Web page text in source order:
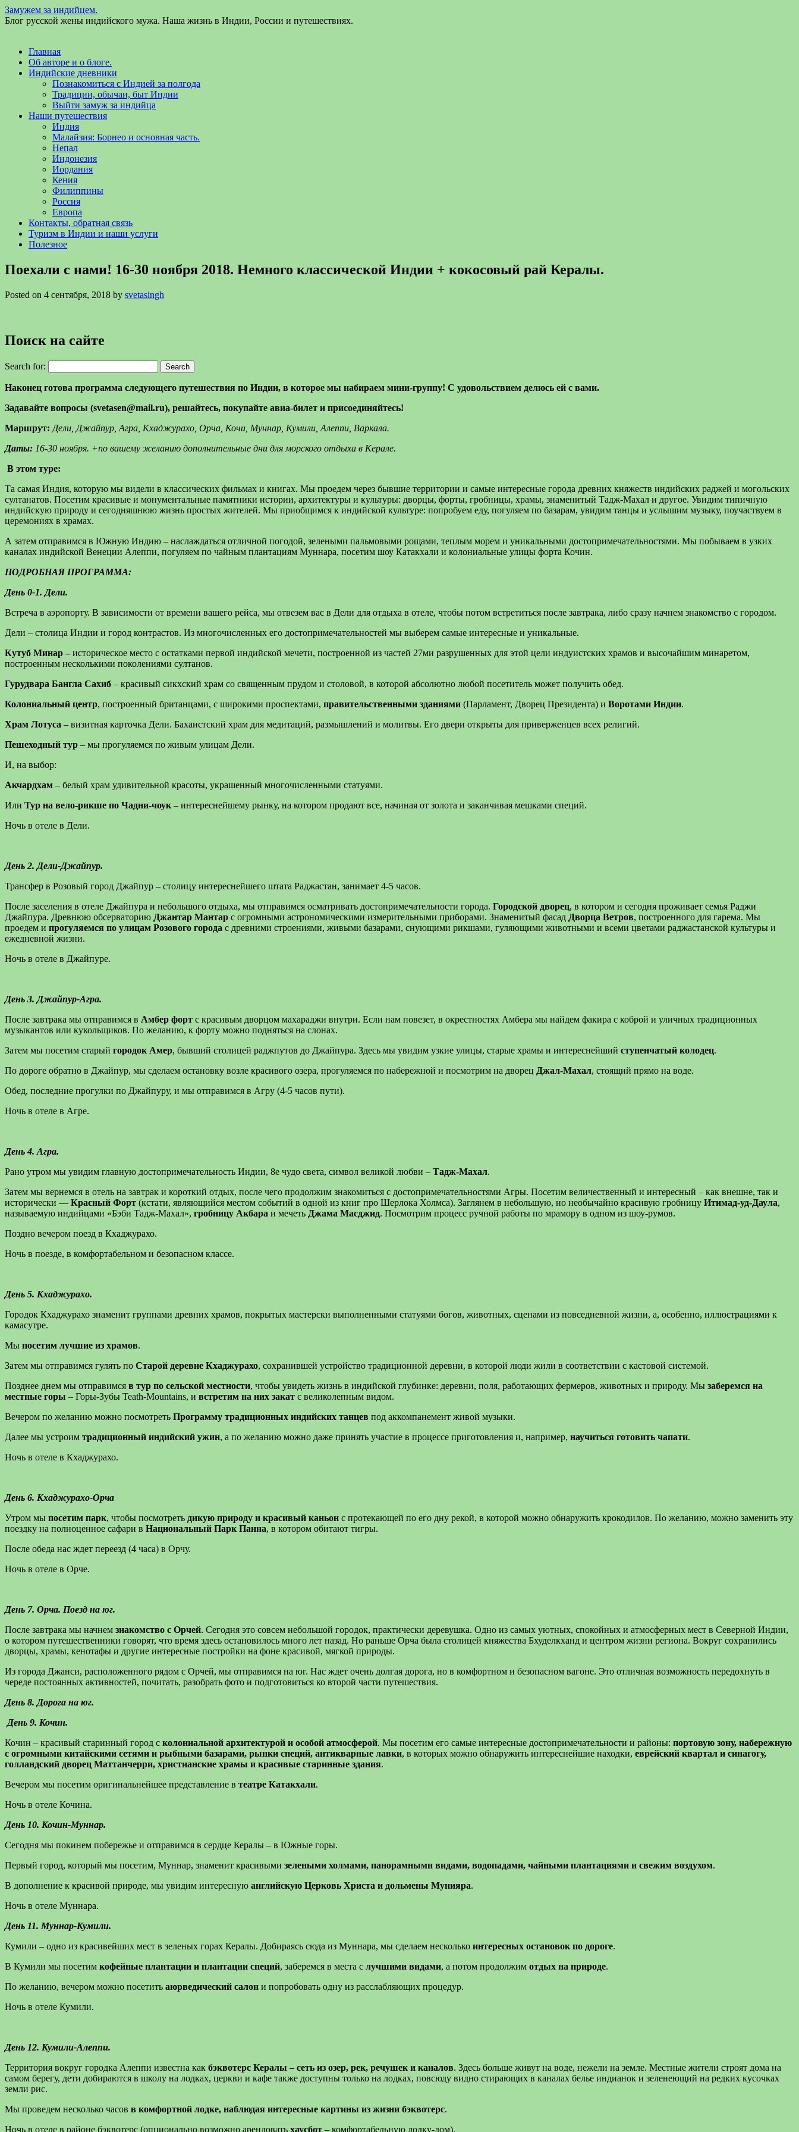
Замужем за индийцем.
Блог русской жены индийского мужа. Наша жизнь в Индии, России и путешествиях.
Главная
Об авторе и о блоге.
Индийские дневники
Познакомиться с Индией за полгода
Традиции, обычаи, быт Индии
Выйти замуж за индийца
Наши путешествия
Индия
Малайзия: Борнео и основная часть.
Непал
Индонезия
Иордания
Кения
Филиппины
Россия
Европа
Контакты, обратная связь
Туризм в Индии и наши услуги
Полезное
Поехали с нами! 16-30 ноября 2018. Немного классической Индии + кокосовый рай Кералы.
Posted on 4 сентября, 2018 by svetasingh
Поиск на сайте
Search for:
Наконец готова программа следующего путешествия по Индии, в которое мы набираем мини-группу! С удовольствием делюсь ей с вами.
Задавайте вопросы (svetasen@mail.ru), решайтесь, покупайте авиа-билет и присоединяйтесь!
Маршрут: Дели, Джайпур, Агра, Кхаджурахо, Орча, Кочи, Муннар, Кумили, Алеппи, Варкала.
Даты: 16-30 ноября. +по вашему желанию дополнительные дни для морского отдыха в Керале.
В этом туре:
Та самая Индия, которую мы видели в классических фильмах и книгах. Мы проедем через бывшие территории и самые интересные города древних княжеств индийских раджей и могольских
султанатов. Посетим красивые и монументальные памятники истории, архитектуры и культуры: дворцы, форты, гробницы, храмы, знаменитый Тадж-Махал и другое. Увидим типичную
индийскую природу и сегодняшнюю жизнь простых жителей. Мы приобщимся к индийской культуре: попробуем еду, погуляем по базарам, увидим танцы и услышим музыку, поучаствуем в
церемониях в храмах.
А затем отправимся в Южную Индию – наслаждаться отличной погодой, зелеными пальмовыми рощами, теплым морем и уникальными достопримечательностями. Мы побываем в узких
каналах индийской Венеции Алеппи, погуляем по чайным плантациям Муннара, посетим шоу Катакхали и колониальные улицы форта Кочин.
ПОДРОБНАЯ ПРОГРАММА:
День 0-1. Дели.
Встреча в аэропорту. В зависимости от времени вашего рейса, мы отвезем вас в Дели для отдыха в отеле, чтобы потом встретиться после завтрака, либо сразу начнем знакомство с городом.
Дели – столица Индии и город контрастов. Из многочисленных его достопримечательностей мы выберем самые интересные и уникальные.
Кутуб Минар –историческое место с остатками первой индийской мечети, построенной из частей 27ми разрушенных для этой цели индуистских храмов и высочайшим минаретом,
построенным несколькими поколениями султанов.
Гурудвара Бангла Сахиб – красивый сикхский храм со священным прудом и столовой, в которой абсолютно любой посетитель может получить обед.
Колониальный центр, построенный британцами, с широкими проспектами, правительственными зданиями (Парламент, Дворец Президента) и Воротами Индии.
Храм Лотуса – визитная карточка Дели. Бахаистский храм для медитаций, размышлений и молитвы. Его двери открыты для приверженцев всех религий.
Пешеходный тур – мы прогуляемся по живым улицам Дели.
И, на выбор:
Акчардхам – белый храм удивительной красоты, украшенный многочисленными статуями.
Или Тур на вело-рикше по Чадни-чоук – интереснейшему рынку, на котором продают все, начиная от золота и заканчивая мешками специй.
Ночь в отеле в Дели.
День 2. Дели-Джайпур.
Трансфер в Розовый город Джайпур – столицу интереснейшего штата Раджастан, занимает 4-5 часов.
После заселения в отеле Джайпура и небольшого отдыха, мы отправимся осматривать достопримечательности города. Городской дворец, в котором и сегодня проживает семья Раджи
Джайпура. Древнюю обсерваторию Джантар Мантар с огромными астрономическими измерительными приборами. Знаменитый фасад Дворца Ветров, построенного для гарема. Мы
проедем и прогуляемся по улицам Розового города с древними строениями, живыми базарами, снующими рикшами, гуляющими животными и всеми цветами раджастанской культуры и
ежедневной жизни.
Ночь в отеле в Джайпуре.
День 3. Джайпур-Агра.
После завтрака мы отправимся в Амбер форт с красивым дворцом махараджи внутри. Если нам повезет, в окрестностях Амбера мы найдем факира с коброй и уличных традиционных
музыкантов или кукольщиков. По желанию, к форту можно подняться на слонах.
Затем мы посетим старый городок Амер, бывший столицей раджпутов до Джайпура. Здесь мы увидим узкие улицы, старые храмы и интереснейший ступенчатый колодец.
По дороге обратно в Джайпур, мы сделаем остановку возле красивого озера, прогуляемся по набережной и посмотрим на дворец Джал-Махал, стоящий прямо на воде.
Обед, последние прогулки по Джайпуру, и мы отправимся в Агру (4-5 часов пути).
Ночь в отеле в Агре.
День 4. Aгра.
Рано утром мы увидим главную достопримечательность Индии, 8е чудо света, символ великой любви – Тадж-Махал.
Затем мы вернемся в отель на завтрак и короткий отдых, после чего продолжим знакомиться с достопримечательностями Агры. Посетим величественный и интересный – как внешне, так и
исторически — Красный Форт (кстати, являющийся местом событий в одной из книг про Шерлока Холмса). Заглянем в небольшую, но необычайно красивую гробницу Итимад-уд-Даула,
называемую индийцами «Бэби Тадж-Махал», гробницу Акбара и мечеть Джама Масджид. Посмотрим процесс ручной работы по мрамору в одном из шоу-румов.
Поздно вечером поезд в Кхаджурахо.
Ночь в поезде, в комфортабельном и безопасном классе.
День 5. Кхаджурахо.
Городок Кхаджурахо знаменит группами древних храмов, покрытых мастерски выполненными статуями богов, животных, сценами из повседневной жизни, а, особенно, иллюстрациями к
камасутре.
Мы посетим лучшие из храмов.
Затем мы отправимся гулять по Старой деревне Кхаджурахо, сохранившей устройство традиционной деревни, в которой люди жили в соответствии с кастовой системой.
Позднее днем мы отправимся в тур по сельской местности, чтобы увидеть жизнь в индийской глубинке: деревни, поля, работающих фермеров, животных и природу. Мы заберемся на
местные горы – Горы-Зубы Teath-Mountains, и встретим на них закат с великолепным видом.
Вечером по желанию можно посмотреть Программу традиционных индийских танцев под аккомпанемент живой музыки.
Далее мы устроим традиционный индийский ужин, а по желанию можно даже принять участие в процессе приготовления и, например, научиться готовить чапати.
Ночь в отеле в Кхаджурахо.
День 6. Кхаджурахо-Орча
Утром мы посетим парк, чтобы посмотреть дикую природу и красивый каньон с протекающей по его дну рекой, в которой можно обнаружить крокодилов. По желанию, можно заменить эту
поездку на полноценное сафари в Национальный Парк Панна, в котором обитают тигры.
После обеда нас ждет переезд (4 часа) в Орчу.
Ночь в отеле в Орче.
День 7. Орча. Поезд на юг.
После завтрака мы начнем знакомство с Орчей. Сегодня это совсем небольшой городок, практически деревушка. Одно из самых уютных, спокойных и атмосферных мест в Северной Индии,
о котором путешественники говорят, что время здесь остановилось много лет назад. Но раньше Орча была столицей княжества Бхуделкханд и центром жизни региона. Вокруг сохранились
дворцы, храмы, кенотафы и другие интересные постройки на фоне красивой, мягкой природы.
Из города Джанси, расположенного рядом с Орчей, мы отправимся на юг. Нас ждет очень долгая дорога, но в комфортном и безопасном вагоне. Это отличная возможность передохнуть в
череде постоянных активностей, почитать, разобрать фото и подготовиться ко второй части путешествия.
День 8. Дорога на юг.
День 9. Кочин.
Кочин – красивый старинный город с колониальной архитектурой и особой атмосферой. Мы посетим его самые интересные достопримечательности и районы: портовую зону, набережную
с огромными китайскими сетями и рыбными базарами, рынки специй, антикварные лавки, в которых можно обнаружить интереснейшие находки, еврейский квартал и синагогу,
голландский дворец Маттанчерри, христианские храмы и красивые старинные здания.
Вечером мы посетим оригинальнейшее представление в театре Катакхали.
Ночь в отеле Кочина.
День 10. Кочин-Муннар.
Сегодня мы покинем побережье и отправимся в сердце Кералы – в Южные горы.
Первый город, который мы посетим, Муннар, знаменит красивыми зелеными холмами, панорамными видами, водопадами, чайными плантациями и свежим воздухом.
В дополнение к красивой природе, мы увидим интересную английскую Церковь Христа и дольмены Мунияра.
Ночь в отеле Муннара.
День 11. Муннар-Кумили.
Кумили – одно из красивейших мест в зеленых горах Кералы. Добираясь сюда из Муннара, мы сделаем несколько интересных остановок по дороге.
В Кумили мы посетим кофейные плантации и плантации специй, заберемся в места с лучшими видами, а потом продолжим отдых на природе.
По желанию, вечером можно посетить аюрведический салон и попробовать одну из расслабляющих процедур.
Ночь в отеле Кумили.
День 12. Кумили-Алеппи.
Территория вокруг городка Алеппи известна как бэквотерс Кералы – сеть из озер, рек, речушек и каналов. Здесь больше живут на воде, нежели на земле. Местные жители строят дома на
самом берегу, дети добираются в школу на лодках, церкви и кафе также доступны только на лодках, повсюду видно стирающих в каналах белье индианок и зеленеющий на редких кусочках
земли рис.
Мы проведем несколько часов в комфортной лодке, наблюдая интересные картины из жизни бэквотерс.
Ночь в отеле в районе бэквотерс (опционально возможно арендовать хаусбот – комфортабельную лодку-дом).